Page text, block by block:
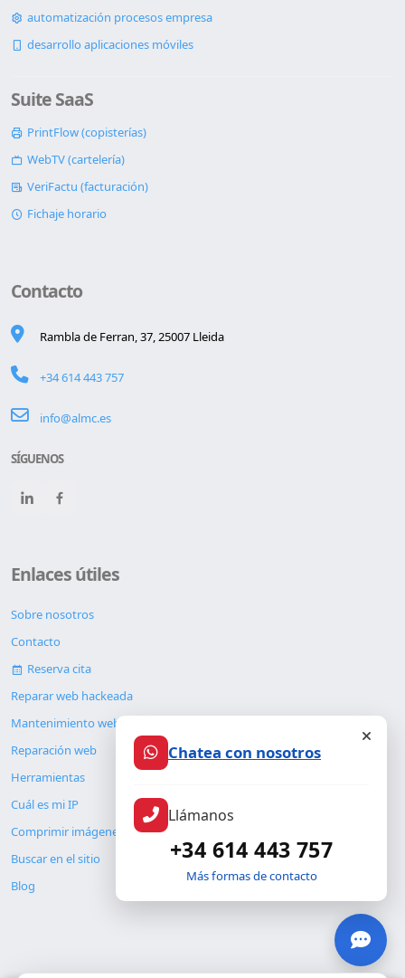
automatización procesos empresa
desarrollo aplicaciones móviles
Suite SaaS
PrintFlow (copisterías)
WebTV (cartelería)
VeriFactu (facturación)
Fichaje horario
Contacto
Rambla de Ferran, 37, 25007 Lleida
+34 614 443 757
info@almc.es
SÍGUENOS
Enlaces útiles
Sobre nosotros
Contacto
Reserva cita
Reparar web hackeada
Mantenimiento web
Reparación web
Herramientas
Cuál es mi IP
Comprimir imágenes
Buscar en el sitio
Blog
Chatea con nosotros
Llámanos
+34 614 443 757
Más formas de contacto